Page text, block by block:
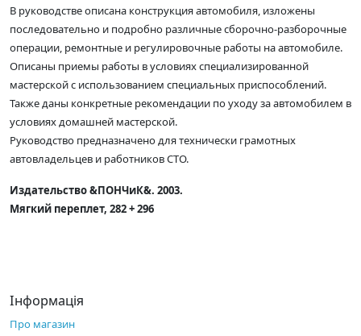
В руководстве описана конструкция автомобиля, изложены
последовательно и подробно различные сборочно-разборочные
операции, ремонтные и регулировочные работы на автомобиле.
Описаны приемы работы в условиях специализированной
мастерской с использованием специальных приспособлений.
Также даны конкретные рекомендации по уходу за автомобилем в
условиях домашней мастерской.
Руководство предназначено для технически грамотных
автовладельцев и работников СТО.
Издательство &ПОНЧиК&. 2003.
Мягкий переплет, 282 + 296
Інформація
Про магазин